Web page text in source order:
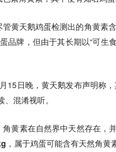
黄天鹅鸡蛋检测出的角黄素
品牌，但由于其长期以“可生
15日晚，黄天鹅发布声明称
混淆视听。
黄素在自然界中天然存在，
属于鸡蛋可能含有天然角黄